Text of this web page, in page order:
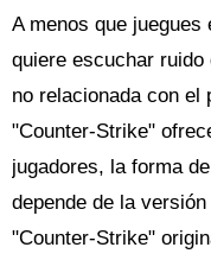
A menos que juegues
quiere escuchar
no relacionada con el
"Counter-Strike"
jugadores, la forma
depende de la
"Counter-Strike"